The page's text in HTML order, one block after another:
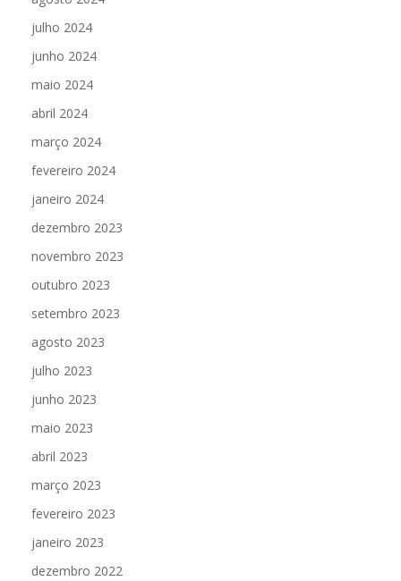
julho 2024
junho 2024
maio 2024
abril 2024
março 2024
fevereiro 2024
janeiro 2024
dezembro 2023
novembro 2023
outubro 2023
setembro 2023
agosto 2023
julho 2023
junho 2023
maio 2023
abril 2023
março 2023
fevereiro 2023
janeiro 2023
dezembro 2022